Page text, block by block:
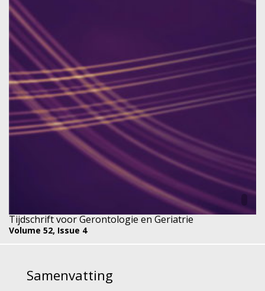
Tijdschrift voor Gerontologie en Geriatrie
Volume 52, Issue 4
Samenvatting